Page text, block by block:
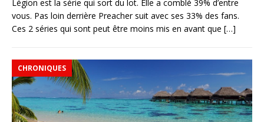
Légion est la série qui sort du lot. Elle a comblé 39% d’entre
vous. Pas loin derrière Preacher suit avec ses 33% des fans.
Ces 2 séries qui sont peut être moins mis en avant que […]
CHRONIQUES